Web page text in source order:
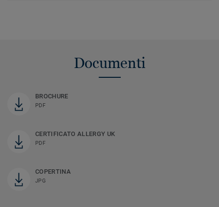
Documenti
BROCHURE
PDF
CERTIFICATO ALLERGY UK
PDF
COPERTINA
JPG